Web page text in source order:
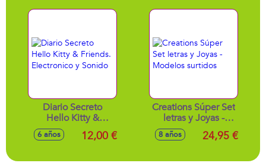
Lápices de colores,
sacapuntas.32X25X2
Cm
Diario Secreto
Hello Kitty &
Friends. Electronico
y Sonido
6 años 12,00 €
Creations Súper Set
letras y Joyas -
Modelos surtidos
8 años 24,95 €